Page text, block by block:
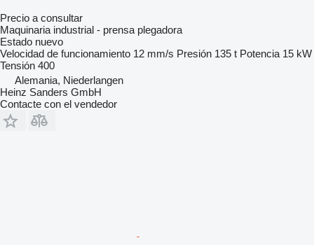
Precio a consultar
Maquinaria industrial - prensa plegadora
Estado nuevo
Velocidad de funcionamiento 12 mm/s Presión 135 t Potencia 15 kW
Tensión 400
Alemania, Niederlangen
Heinz Sanders GmbH
Contacte con el vendedor